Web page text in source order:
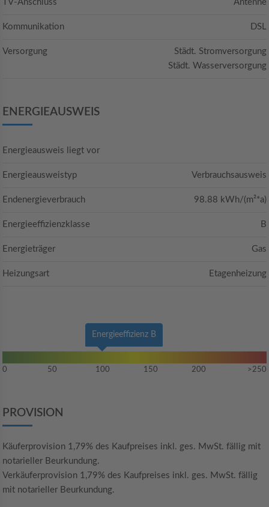
TV-Anschluss Antenne
Kommunikation DSL
Versorgung
Städt. Stromversorgung
Städt. Wasserversorgung
ENERGIEAUSWEIS
Energieausweis liegt vor
Energieausweistyp Verbrauchsausweis
Endenergieverbrauch 98.88 kWh/(m²*a)
Energieeffizienzklasse B
Energieträger Gas
Heizungsart Etagenheizung
Energieeffizienz B
0 50 100 150 200 >250
PROVISION
Käuferprovision 1,79% des Kaufpreises inkl. ges. MwSt. fällig mit
notarieller Beurkundung.
Verkäuferprovision 1,79% des Kaufpreises inkl. ges. MwSt. fällig
mit notarieller Beurkundung.